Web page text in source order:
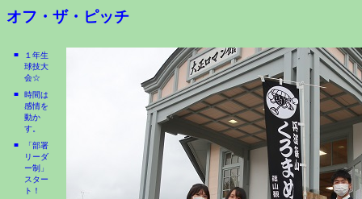
オフ・ザ・ピッチ
■
１年生
球技大
会☆
■
時間は
感情を
動か
す。
■
「部署
リーダ
ー制」
スター
ト！